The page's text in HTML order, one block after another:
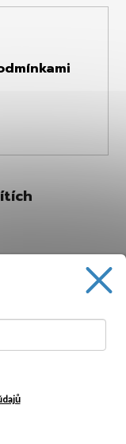
pohodlné
zlepšovat